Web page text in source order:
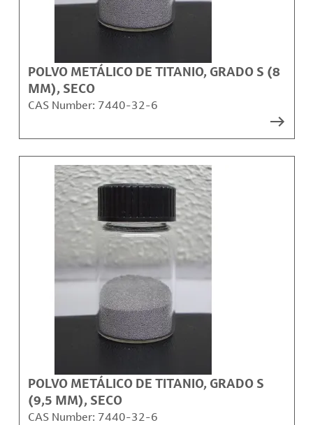
POLVO METÁLICO DE TITANIO, GRADO S (8
ΜM), SECO
CAS Number: 7440-32-6
POLVO METÁLICO DE TITANIO, GRADO S
(9,5 ΜM), SECO
CAS Number: 7440-32-6